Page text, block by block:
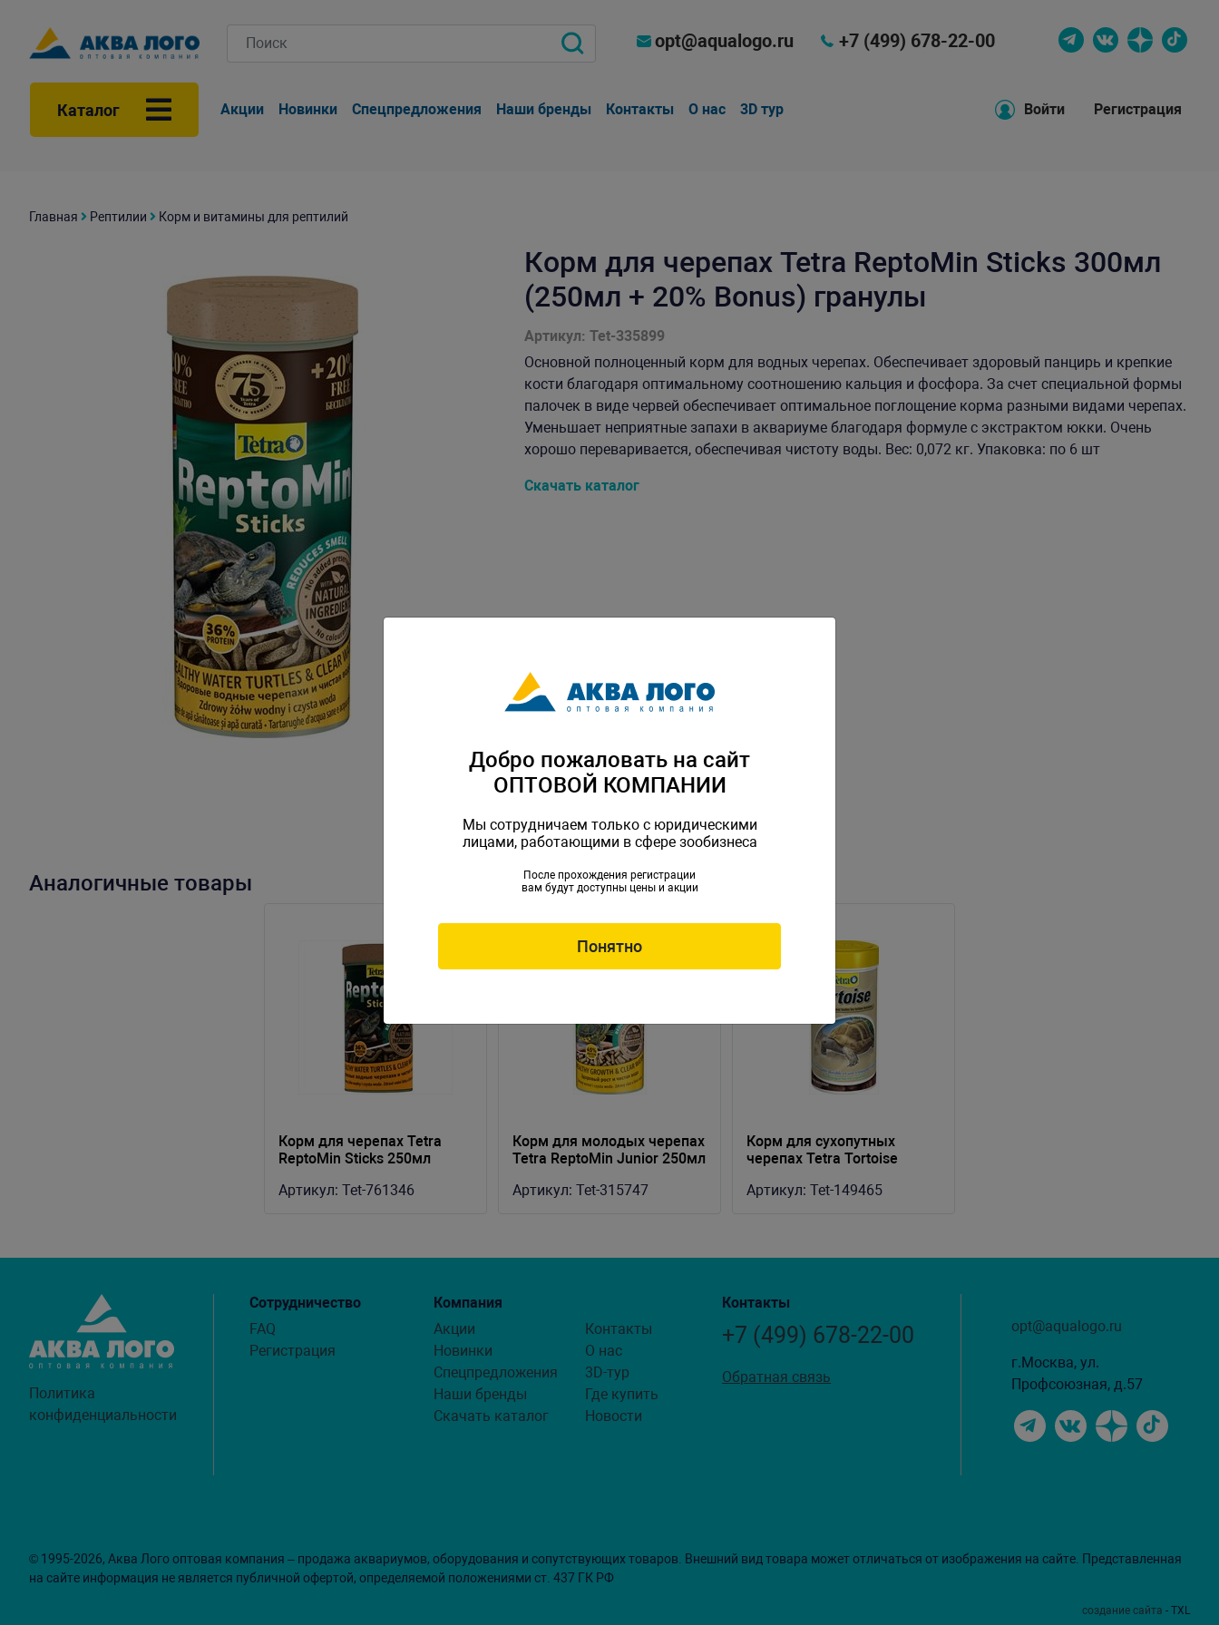
opt@aqualogo.ru +7 (499) 678-22-00
Каталог Акции Новинки Спецпредложения Наши бренды Контакты О нас 3D тур Войти Регистрация
Главная Рептилии Корм и витамины для рептилий
Корм для черепах Tetra ReptoMin Sticks 300мл
(250мл + 20% Bonus) гранулы
Артикул: Tet-335899
Основной полноценный корм для водных черепах. Обеспечивает здоровый панцирь и крепкие
кости благодаря оптимальному соотношению кальция и фосфора. За счет специальной формы
палочек в виде червей обеспечивает оптимальное поглощение корма разными видами черепах.
Уменьшает неприятные запахи в аквариуме благодаря формуле с экстрактом юкки. Очень
хорошо переваривается, обеспечивая чистоту воды. Вес: 0,072 кг. Упаковка: по 6 шт
Скачать каталог
Аналогичные товары
Корм для черепах Tetra
ReptoMin Sticks 250мл
Артикул: Tet-761346
Корм для молодых черепах
Tetra ReptoMin Junior 250мл
Артикул: Tet-315747
Корм для сухопутных
черепах Tetra Tortoise
Артикул: Tet-149465
Политика
конфиденциальности
Сотрудничество
FAQ
Регистрация
Компания
Акции
Новинки
Спецпредложения
Наши бренды
Скачать каталог
Контакты
О нас
3D-тур
Где купить
Новости
Контакты
+7 (499) 678-22-00
Обратная связь
opt@aqualogo.ru
г.Москва, ул.
Профсоюзная, д.57
© 1995-2026, Аква Лого оптовая компания – продажа аквариумов, оборудования и сопутствующих товаров. Внешний вид товара может отличаться от изображения на сайте. Представленная
на сайте информация не является публичной офертой, определяемой положениями ст. 437 ГК РФ
создание сайта - TXL
Добро пожаловать на сайт
ОПТОВОЙ КОМПАНИИ
Мы сотрудничаем только с юридическими
лицами, работающими в сфере зообизнеса
После прохождения регистрации
вам будут доступны цены и акции
Понятно